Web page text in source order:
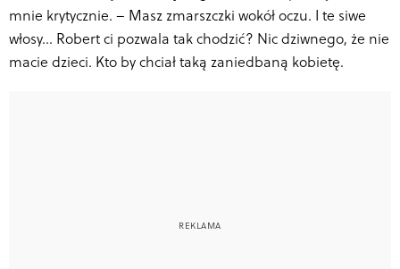
mnie krytycznie. – Masz zmarszczki wokół oczu. I te siwe
włosy… Robert ci pozwala tak chodzić? Nic dziwnego, że nie
macie dzieci. Kto by chciał taką zaniedbaną kobietę.